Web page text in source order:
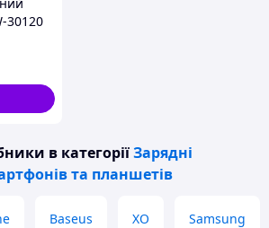
30120
в категоріїЗарядні
та планшетів
Baseus XO Samsung